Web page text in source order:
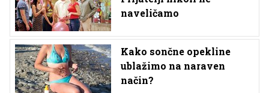
naveličamo
Kako sončne opekline
ublažimo na naraven
način?